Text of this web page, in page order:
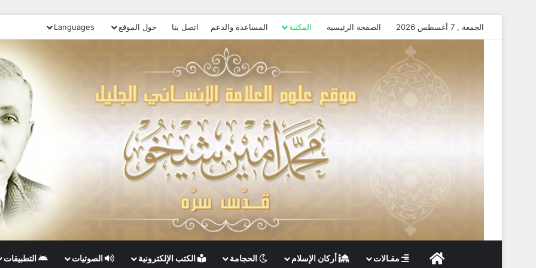
الجمعة , 7 أغسطس 2026 الصفحة الرئيسية المكتبة المساعدة والدعم اتصل بنا حول الموقع Languages
الصفحة الرئيسية
مقـالات أركان الإسلام الحجامة الكتب الإلكترونية الصوتيات التطبيقات